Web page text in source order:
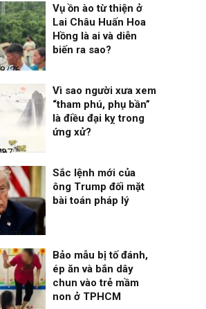
Vụ ồn ào từ thiện ở
Lai Châu Huấn Hoa
Hồng là ai và diễn
biến ra sao?
Vì sao người xưa xem
“tham phú, phụ bần”
là điều đại kỵ trong
ứng xử?
Sắc lệnh mới của
ông Trump đối mặt
bài toán pháp lý
Bảo mẫu bị tố đánh,
ép ăn và bắn dây
chun vào trẻ mầm
non ở TPHCM